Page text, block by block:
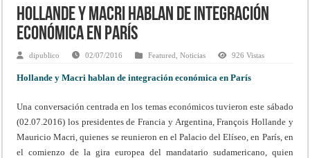
Hollande y Macri hablan de integración
económica en París
dipublico 02/07/2016 Featured,Noticias 926 Vistas
Hollande y Macri hablan de integración económica en París
Una conversación centrada en los temas económicos tuvieron este sábado
(02.07.2016) los presidentes de Francia y Argentina, François Hollande y
Mauricio Macri, quienes se reunieron en el Palacio del Elíseo, en París, en
el comienzo de la gira europea del mandatario sudamericano, quien